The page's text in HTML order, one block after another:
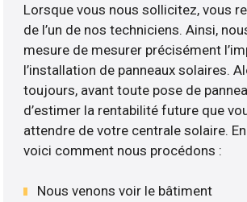
Lorsque vous nous sollicitez, vous
de l’un de nos techniciens. Ainsi,
mesure de mesurer précisément
l’installation de panneaux solaires.
toujours, avant toute pose de
d’estimer la rentabilité future que
attendre de votre centrale solaire.
voici comment nous procédons :
Nous venons voir le bâtiment